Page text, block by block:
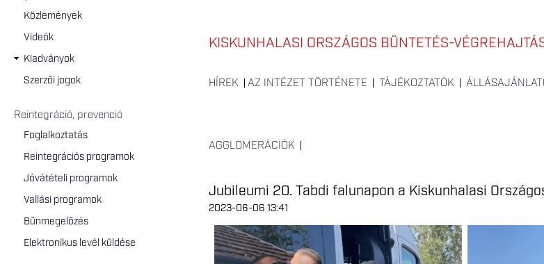
Közlemények
Videók
Kiadványok
Szerzői jogok
Reintegráció, prevenció
Foglalkoztatás
Reintegrációs programok
Jóvátételi programok
Vallási programok
Bűnmegelőzés
Elektronikus levél küldése
s
a
KISKUNHALASI ORSZÁGOS BÜNTETÉS-
HÍREK AZ INTÉZET TÖRTÉNETE TÁJÉKOZTATÓK
AGGLOMERÁCIÓK
Jubileumi 20. Tabdi falunapon a Kiskunhalasi
2023-06-06 13:41